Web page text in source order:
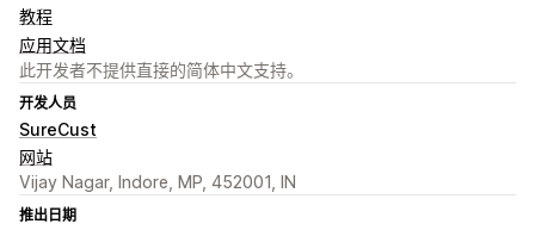
教程
应用文档
此开发者不提供直接的简体中文支持。
开发人员
SureCust
网站
Vijay Nagar, Indore, MP, 452001, IN
推出日期